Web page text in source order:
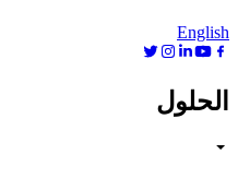
English
الحلول